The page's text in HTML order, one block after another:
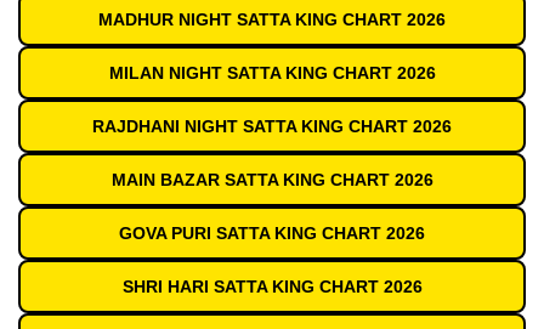
MADHUR NIGHT SATTA KING CHART 2026
MILAN NIGHT SATTA KING CHART 2026
RAJDHANI NIGHT SATTA KING CHART 2026
MAIN BAZAR SATTA KING CHART 2026
GOVA PURI SATTA KING CHART 2026
SHRI HARI SATTA KING CHART 2026